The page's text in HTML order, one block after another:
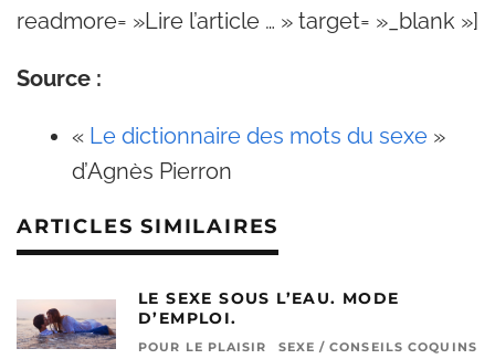
readmore= »Lire l’article … » target= »_blank »]
Source :
« Le dictionnaire des mots du sexe »
d’Agnès Pierron
ARTICLES SIMILAIRES
LE SEXE SOUS L’EAU. MODE
D’EMPLOI.
POUR LE PLAISIR SEXE / CONSEILS COQUINS